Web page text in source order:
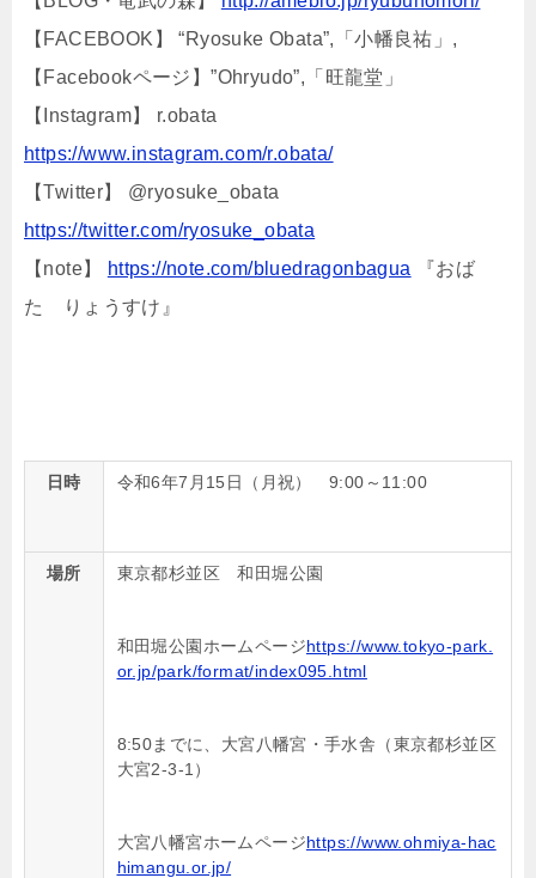
【FACEBOOK】 “Ryosuke Obata”,「小幡良祐」,
【Facebookページ】”Ohryudo”,「旺龍堂」
【Instagram】 r.obata
https://www.instagram.com/r.obata/
【Twitter】 @ryosuke_obata
https://twitter.com/ryosuke_obata
【note】
https://note.com/bluedragonbagua 『おば
た りょうすけ』
日時 令和6年7月15日（月祝） 9:00～11:00
場所 東京都杉並区 和田堀公園
和田堀公園ホームページhttps://www.tokyo-park.
or.jp/park/format/index095.html
8:50までに、大宮八幡宮・手水舎（東京都杉並区
大宮2-3-1）
大宮八幡宮ホームページhttps://www.ohmiya-hac
himangu.or.jp/